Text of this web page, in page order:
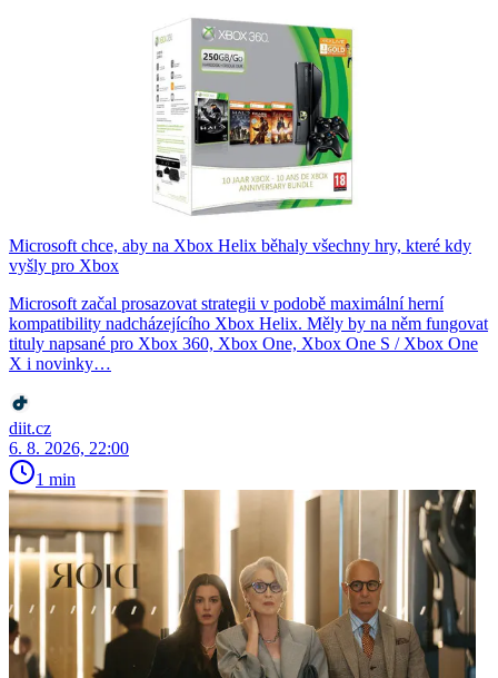
Microsoft chce, aby na Xbox Helix běhaly všechny hry, které kdy
vyšly pro Xbox
Microsoft začal prosazovat strategii v podobě maximální herní
kompatibility nadcházejícího Xbox Helix. Měly by na něm fungovat
tituly napsané pro Xbox 360, Xbox One, Xbox One S / Xbox One
X i novinky…
diit.cz
6. 8. 2026, 22:00
1 min